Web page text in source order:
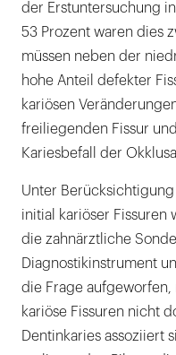
der Erstuntersuchung
53 Prozent waren dies
müssen neben der
hohe Anteil defekter
kariösen
freiliegenden Fissur
Kariesbefall der
Unter
initial kariöser Fissuren
die zahnärztliche
Diagnostikinstrument
die Frage
kariöse Fissuren nicht
Dentinkaries assoziiert